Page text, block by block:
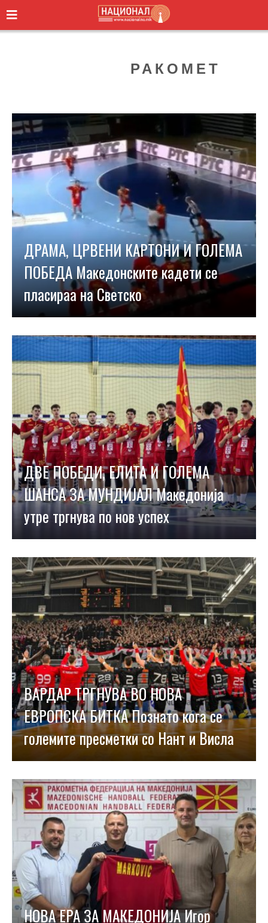
РАКОМЕТ
ДРАМА, ЦРВЕНИ КАРТОНИ И ГОЛЕМА
ПОБЕДА Македонските кадети се
пласираа на Светско
ДВЕ ПОБЕДИ, ЕЛИТА И ГОЛЕМА
ШАНСА ЗА МУНДИЈАЛ Македонија
утре тргнува по нов успех
ВАРДАР ТРГНУВА ВО НОВА
ЕВРОПСКА БИТКА Познато кога се
големите пресметки со Нант и Висла
НОВА ЕРА ЗА МАКЕДОНИЈА Игор